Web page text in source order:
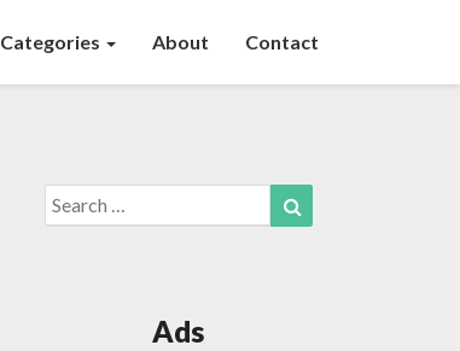
Categories About Contact
Search
for:
Ads